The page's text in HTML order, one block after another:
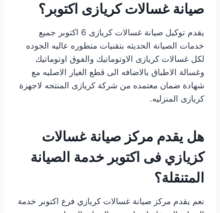
صيانة غسالات كريازى اكتوبر؟
يقدم توكيل صيانة غسالات كريازى 6 اكتوبر جميع
خدمات الصيانة الحديثه بتقنيات متطوره عاليه الجوده
لكل غسالات كريازى الاوتوماتيك والفوق اوتوماتيك
وغسالة الاطباق بالاضافه الى قطع الغيار الاصليه مع
شهادة ضمان معتمده من شركة كريازى المنتجه لاجهزة
كريازى المنزليه.
هل يقدم مركز صيانة غسالات
كزيازي فى اكتوبر خدمة الصيانة
المتنقلة؟
نعم يقدم مركز صيانة غسالات كريازي فرع اكتوبر خدمة